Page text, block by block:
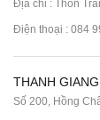
Địa chỉ : Thôn
Điện thoại : 084
THANH
Số 200, Hồng